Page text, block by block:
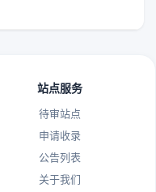
站点服务
待审站点
申请收录
公告列表
关于我们